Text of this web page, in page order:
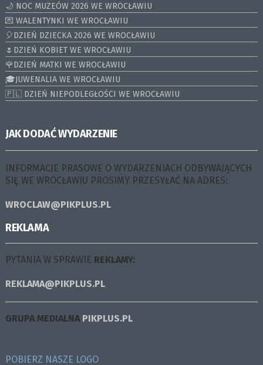
🌙 NOC MUZEÓW 2026 WE WROCŁAWIU
💌 WALENTYNKI WE WROCŁAWIU
🎈DZIEŃ DZIECKA 2026 WE WROCŁAWIU
🌷DZIEŃ KOBIET WE WROCŁAWIU
🌹DZIEŃ MATKI WE WROCŁAWIU
🎓JUWENALIA WE WROCŁAWIU
🇵🇱 DZIEŃ NIEPODLEGŁOŚCI WE WROCŁAWIU
JAK DODAĆ WYDARZENIE
INFORMACJE PRASOWE O WYDARZENIACH ODBYWAJĄCYCH
SIĘ WE WROCŁAWIU PROSIMY PRZESYŁAĆ NA ADRES:
WROCLAW@PIKPLUS.PL
REKLAMA
PYTANIA W SPRAWIE REKLAMY:
REKLAMA@PIKPLUS.PL
GRUPA MEDIALNA PIKPLUS.PL
POBIERZ NASZE LOGO